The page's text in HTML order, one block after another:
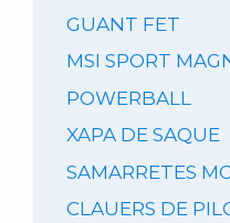
GUANT FET
MSI SPORT
POWERBALL
XAPA DE SAQUE
SAMARRETES
CLAUERS DE